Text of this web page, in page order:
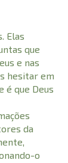
Elas
que
e nas
hesitar em
é que Deus
da
o